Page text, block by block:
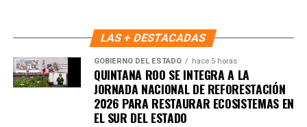
LAS + DESTACADAS
GOBIERNO DEL ESTADO hace 5 horas
QUINTANA ROO SE INTEGRA A LA
JORNADA NACIONAL DE REFORESTACIÓN
2026 PARA RESTAURAR ECOSISTEMAS EN
EL SUR DEL ESTADO